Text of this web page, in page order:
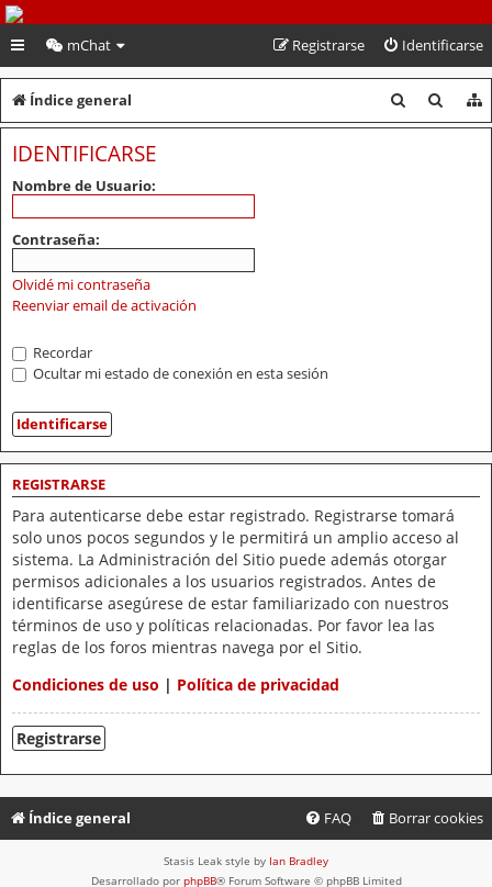
PeruVoley.com
mChat Identificarse
Registrarse
Índice general
u
u
IDENTIFICARSE
Nombre de Usuario:
Contraseña:
Olvidé mi contraseña
Reenviar email de activación
Recordar
Ocultar mi estado de conexión en esta sesión
REGISTRARSE
Para autenticarse debe estar registrado. Registrarse tomará
solo unos pocos segundos y le permitirá un amplio acceso al
sistema. La Administración del Sitio puede además otorgar
permisos adicionales a los usuarios registrados. Antes de
identificarse asegúrese de estar familiarizado con nuestros
términos de uso y políticas relacionadas. Por favor lea las
reglas de los foros mientras navega por el Sitio.
Condiciones de uso | Política de privacidad
Registrarse
Índice general Borrar cookies
FAQ
Stasis Leak style by Ian Bradley
Desarrollado por phpBB® Forum Software © phpBB Limited